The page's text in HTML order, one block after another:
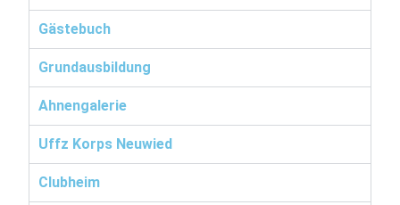
Gästebuch
Grundausbildung
Ahnengalerie
Uffz Korps Neuwied
Clubheim